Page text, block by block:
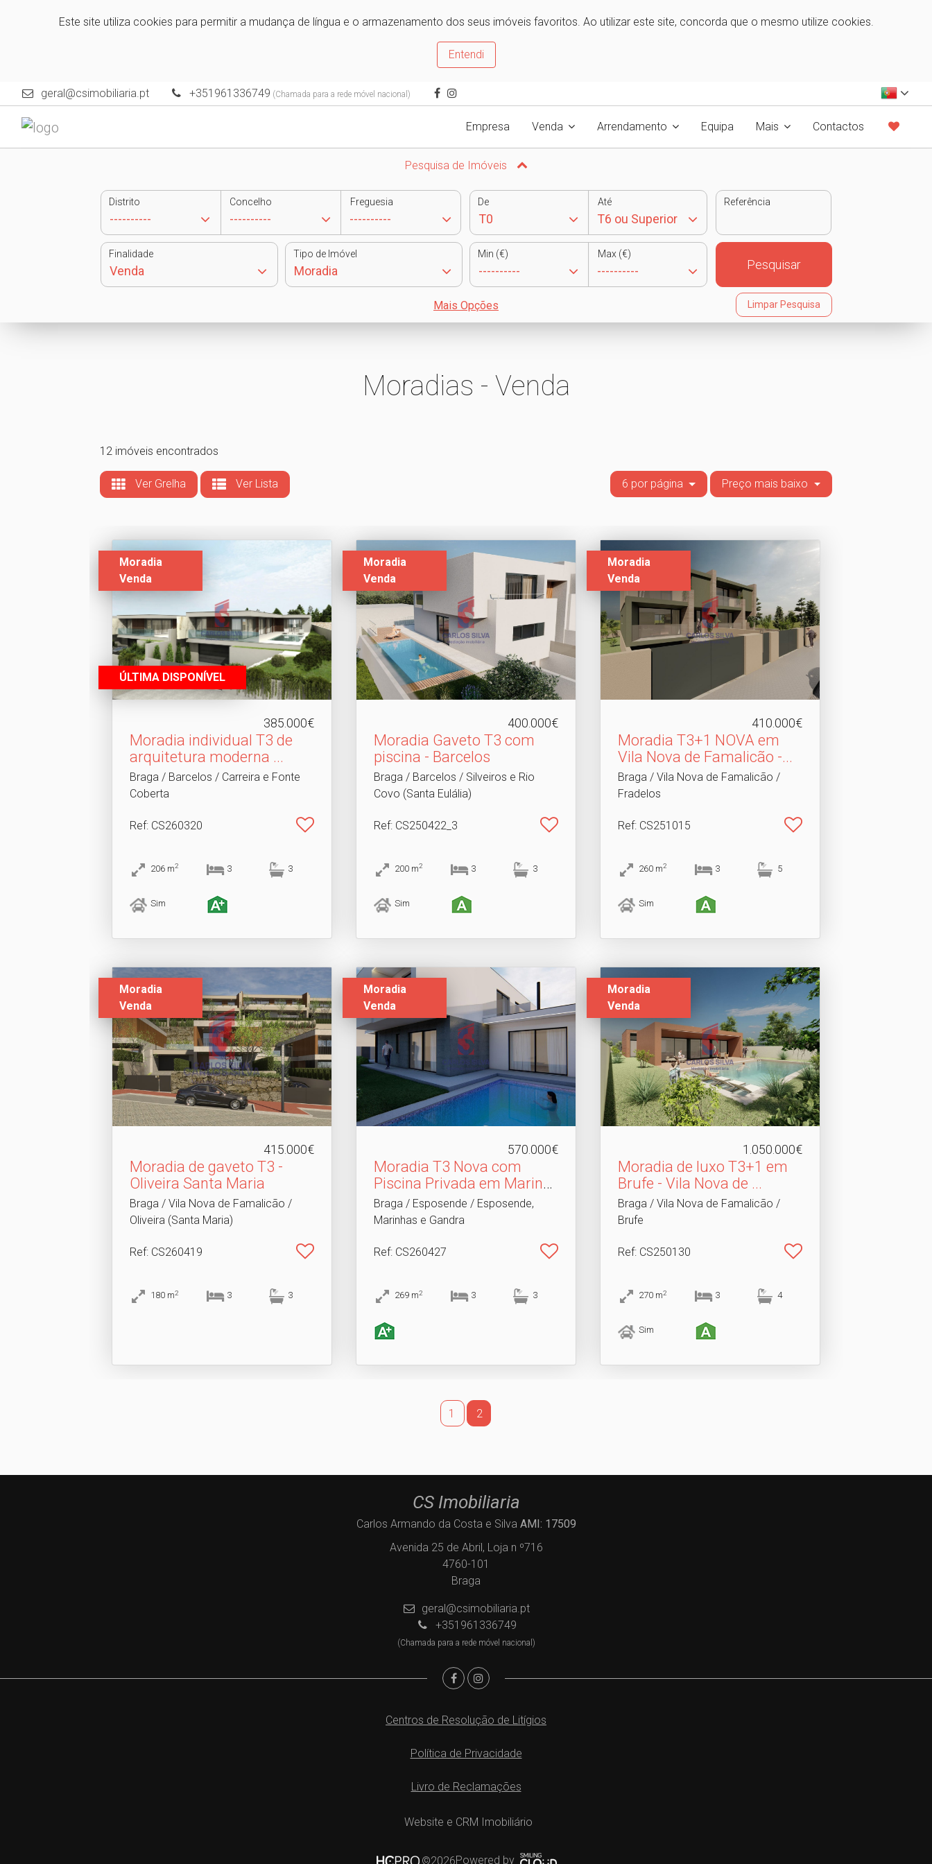
Este site utiliza cookies para permitir a mudança de língua e o armazenamento dos seus imóveis favoritos. Ao utilizar este site, concorda que o mesmo utilize cookies.
Entendi
geral@csimobiliaria.pt +351961336749 (Chamada para a rede móvel nacional)
Empresa Venda Arrendamento Equipa Mais Contactos
Pesquisa de Imóveis
Distrito Concelho Freguesia De Até Referência
Finalidade Tipo de Imóvel Min (€) Max (€)
Pesquisar
Mais Opções Limpar Pesquisa
Moradias - Venda
12 imóveis encontrados
Ver Grelha Ver Lista 6 por página Preço mais baixo
Moradia
Venda
ÚLTIMA DISPONÍVEL
385.000€
Moradia individual T3 de
arquitetura moderna .​..
Braga / Barcelos / Carreira e Fonte
Coberta
Ref: CS260320
206 m2 3 3
Sim
Moradia
Venda
400.000€
Moradia Gaveto T3 com
piscina - Barcelos
Braga / Barcelos / Silveiros e Rio
Covo (Santa Eulália)
Ref: CS250422_3
200 m2 3 3
Sim
Moradia
Venda
410.000€
Moradia T3+1 NOVA em
Vila Nova de Famalicão -.​..
Braga / Vila Nova de Famalicão /
Fradelos
Ref: CS251015
260 m2 3 5
Sim
Moradia
Venda
415.000€
Moradia de gaveto T3 -
Oliveira Santa Maria
Braga / Vila Nova de Famalicão /
Oliveira (Santa Maria)
Ref: CS260419
180 m2 3 3
Moradia
Venda
570.000€
Moradia T3 Nova com
Piscina Privada em Marinh.​
..
Braga / Esposende / Esposende,
Marinhas e Gandra
Ref: CS260427
269 m2 3 3
Moradia
Venda
1.050.000€
Moradia de luxo T3+1 em
Brufe - Vila Nova de .​..
Braga / Vila Nova de Famalicão /
Brufe
Ref: CS250130
270 m2 3 4
Sim
1 2
CS Imobiliaria
Carlos Armando da Costa e Silva AMI: 17509
Avenida 25 de Abril, Loja n º716
4760-101
Braga
geral@csimobiliaria.pt
+351961336749
(Chamada para a rede móvel nacional)
Centros de Resolução de Litígios
Política de Privacidade
Livro de Reclamações
Website e CRM Imobiliário
©2026Powered by